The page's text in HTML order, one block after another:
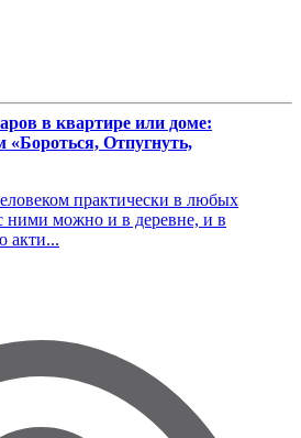
в квартире или доме:
«Бороться, Отпугнуть,
практически в любых
ними можно и в деревне, и в
акти...